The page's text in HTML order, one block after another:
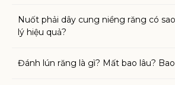
Nuốt phải dây cung niềng răng có
lý hiệu quả?
Đánh lún răng là gì? Mất bao lâu?